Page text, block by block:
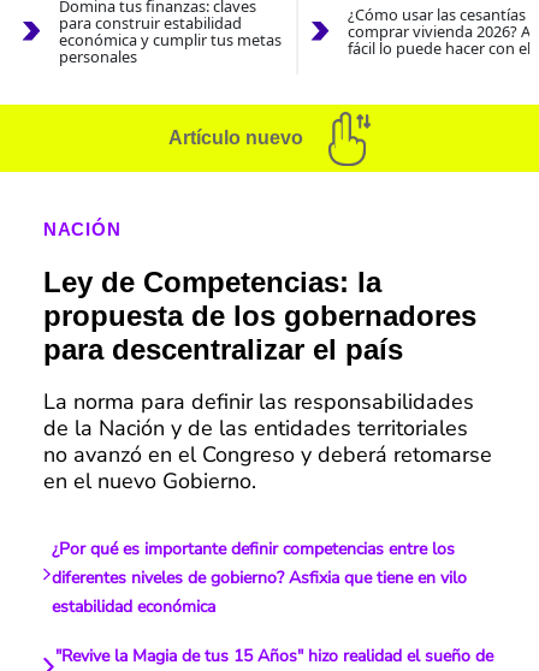
Domina tus finanzas: claves
para construir estabilidad
económica y cumplir tus metas
personales
¿Cómo usar las cesantías
comprar vivienda 2026?
fácil lo puede hacer con el
Artículo nuevo
NACIÓN
Ley de Competencias: la
propuesta de los gobernadores
para descentralizar el país
La norma para definir las responsabilidades
de la Nación y de las entidades territoriales
no avanzó en el Congreso y deberá retomarse
en el nuevo Gobierno.
¿Por qué es importante definir competencias entre los
diferentes niveles de gobierno? Asfixia que tiene en vilo
estabilidad económica
"Revive la Magia de tus 15 Años" hizo realidad el sueño de